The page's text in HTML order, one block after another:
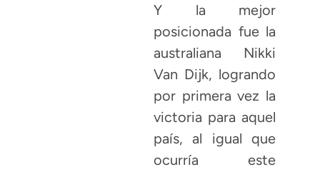
Y la mejor
posicionada fue la
australiana Nikki
Van Dijk, logrando
por primera vez la
victoria para aquel
país, al igual que
ocurría este